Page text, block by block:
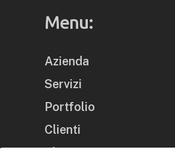
Menu:
Azienda
Servizi
Portfolio
Clienti
Blog